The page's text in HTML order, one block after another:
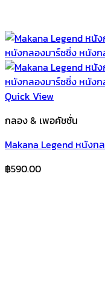
Quick View
กลอง & เพอคัชชั่น
Makana Legend หนังก
฿590.00